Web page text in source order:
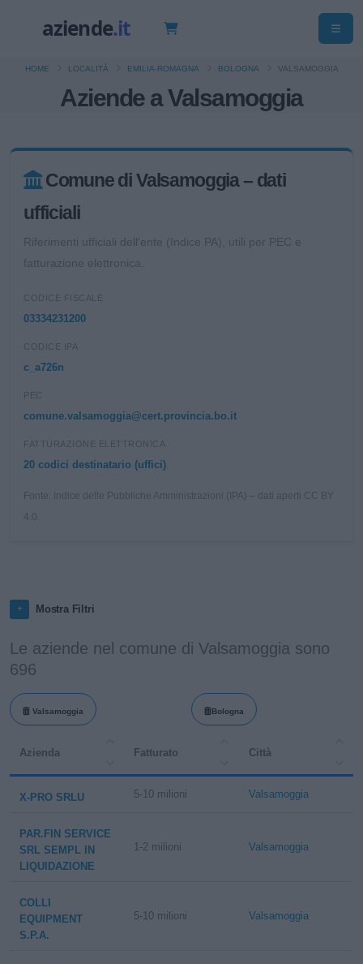
Aziende a Valsamoggia
HOME LOCALITÀ EMILIA-ROMAGNA BOLOGNA VALSAMOGGIA
Comune di Valsamoggia – dati
ufficiali
Riferimenti ufficiali dell'ente (Indice PA), utili per PEC e
fatturazione elettronica.
CODICE FISCALE
03334231200
CODICE IPA
c_a726n
PEC
comune.valsamoggia@cert.provincia.bo.it
FATTURAZIONE ELETTRONICA
20 codici destinatario (uffici)
Fonte: Indice delle Pubbliche Amministrazioni (IPA) – dati aperti CC BY
Mostra Filtri
Le aziende nel comune di Valsamoggia sono
696
Valsamoggia Bologna
Azienda Fatturato Città
X-PRO SRLU 5-10 milioni Valsamoggia
PAR.FIN SERVICE
SRL SEMPL IN
LIQUIDAZIONE
1-2 milioni Valsamoggia
COLLI
EQUIPMENT
S.P.A.
5-10 milioni Valsamoggia